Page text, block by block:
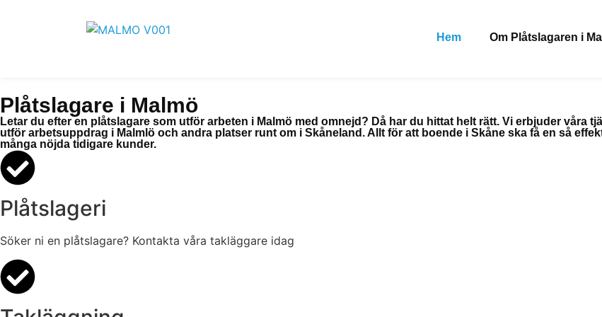
Hem Om Plåtslagaren i
Plåtslagare i Malmö
Letar du efter en plåtslagare som utför arbeten i Malmö med omnejd? Då har du hittat helt rätt. Vi erbjuder våra
utför arbetsuppdrag i Malmlö och andra platser runt om i Skåneland. Allt för att boende i Skåne ska få en så
många nöjda tidigare kunder.
Plåtslageri
Söker ni en plåtslagare? Kontakta våra takläggare idag